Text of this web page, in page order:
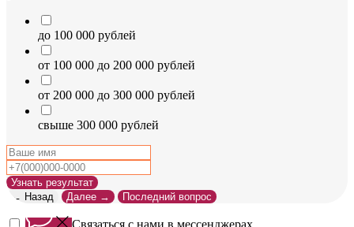
до 100 000 рублей
от 100 000 до 200 000 рублей
от 200 000 до 300 000 рублей
свыше 300 000 рублей
Узнать результат
← Назад
Далее → Последний вопрос
Связаться с нами в мессенджерах